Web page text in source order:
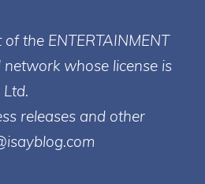
the ENTERTAINMENT
whose license is
releases and other